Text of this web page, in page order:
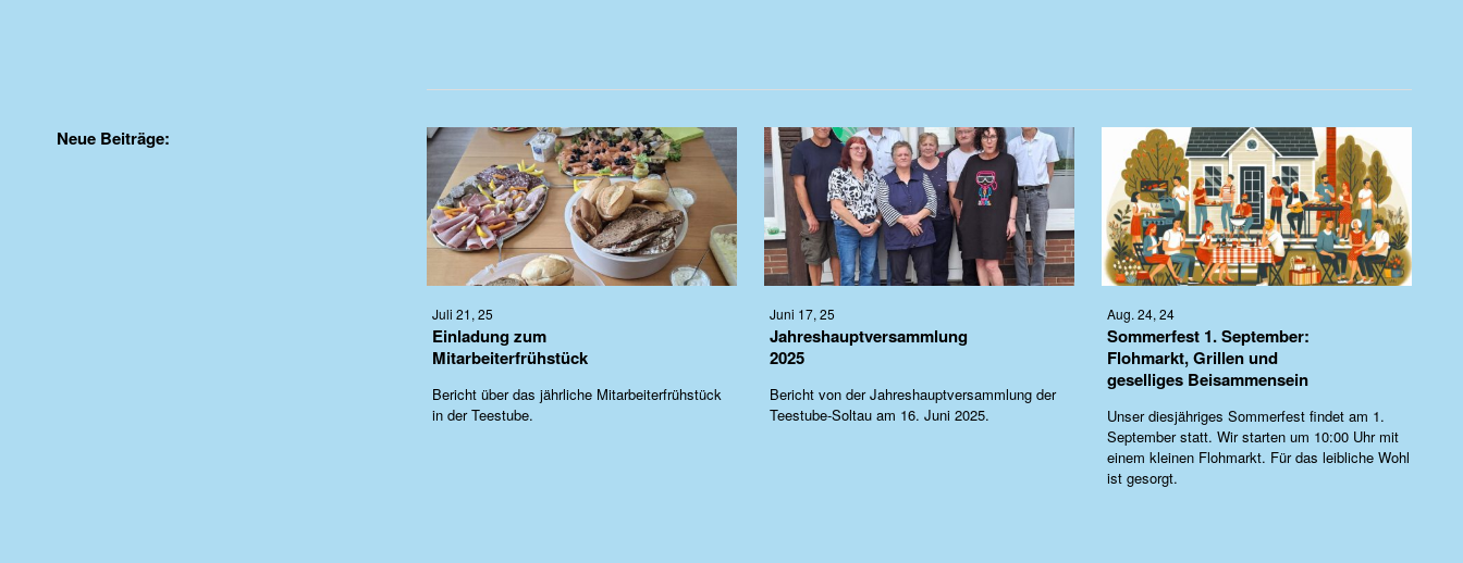
Neue Beiträge:
Juli 21, 25
Einladung zum
Mitarbeiterfrühstück
Bericht über das jährliche Mitarbeiterfrühstück
in der Teestube.
Juni 17, 25
Jahreshauptversammlung
2025
Bericht von der Jahreshauptversammlung der
Teestube-Soltau am 16. Juni 2025.
Aug. 24, 24
Sommerfest 1. September:
Flohmarkt, Grillen und
geselliges Beisammensein
Unser diesjähriges Sommerfest findet am 1.
September statt. Wir starten um 10:00 Uhr mit
einem kleinen Flohmarkt. Für das leibliche Wohl
ist gesorgt.